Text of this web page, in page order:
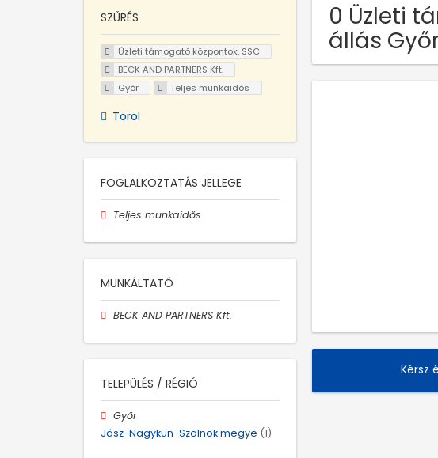
0 Üzleti
állás
Kérsz
SZŰRÉS
Üzleti támogató központok, SSC
BECK AND PARTNERS Kft.
Győr
Teljes munkaidős
Töröl
FOGLALKOZTATÁS JELLEGE
Teljes munkaidős
MUNKÁLTATÓ
BECK AND PARTNERS Kft.
TELEPÜLÉS / RÉGIÓ
Győr
Jász-Nagykun-Szolnok megye (1)